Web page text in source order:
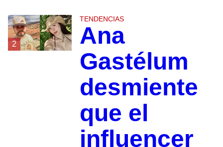
2
TENDENCIAS
Ana
Gastélum
desmiente
que el
influencer